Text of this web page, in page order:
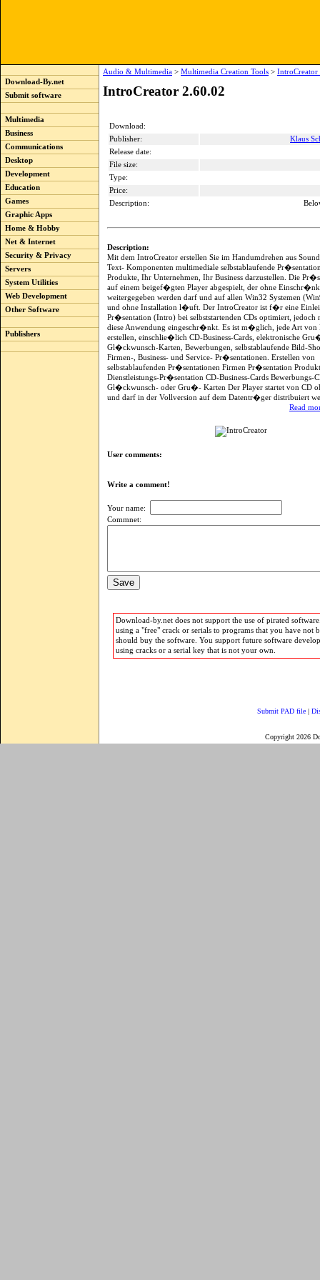
Download-By.net
Submit software
Multimedia
Business
Communications
Desktop
Development
Education
Games
Graphic Apps
Home & Hobby
Net & Internet
Security & Privacy
Servers
System Utilities
Web Development
Other Software
Publishers
Audio & Multimedia > Multimedia Creation Tools > IntroCreator
IntroCreator 2.60.02
Download:
Publisher:
Klaus
Release date:
File size:
Type:
Price:
Description:
Description:
Mit dem IntroCreator erstellen Sie im Handumdrehen aus
Text- Komponenten multimediale selbstablaufende
Produkte, Ihr Unternehmen, Ihr Business darzustellen. Die
auf einem beigef�gten Player abgespielt, der ohne
weitergegeben werden darf und auf allen Win32 Systemen
und ohne Installation l�uft. Der IntroCreator ist f�r eine
Pr�sentation (Intro) bei selbststartenden CDs optimiert, jedoch
diese Anwendung eingeschr�nkt. Es ist m�glich, jede Art von
erstellen, einschlie�lich CD-Business-Cards, elektronische
Gl�ckwunsch-Karten, Bewerbungen, selbstablaufende Bild-
Firmen-, Business- und Service- Pr�sentationen. Erstellen von
selbstablaufenden Pr�sentationen Firmen Pr�sentation
Dienstleistungs-Pr�sentation CD-Business-Cards Bewerbungs-
Gl�ckwunsch- oder Gru�- Karten Der Player startet von CD
und darf in der Vollversion auf dem Datentr�ger distribuiert
Read
User comments:
Write a comment!
Your name:
Commnet:
Download-by.net does not support the use of pirated
using a "free" crack or serials to programs that you have not
should buy the software. You support future software
using cracks or a serial key that is not your own.
Submit PAD file |
Copyright 2026